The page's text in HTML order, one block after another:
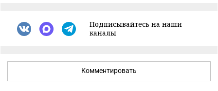
Подписывайтесь на наши
каналы
Комментировать